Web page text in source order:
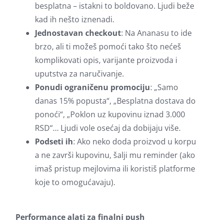
besplatna – istakni to boldovano. Ljudi beže
kad ih nešto iznenadi.
Jednostavan checkout: Na Ananasu to ide
brzo, ali ti možeš pomoći tako što nećeš
komplikovati opis, varijante proizvoda i
uputstva za naručivanje.
Ponudi ograničenu promociju: „Samo
danas 15% popusta“, „Besplatna dostava do
ponoći“, „Poklon uz kupovinu iznad 3.000
RSD“… Ljudi vole osećaj da dobijaju više.
Podseti ih: Ako neko doda proizvod u korpu
a ne završi kupovinu, šalji mu reminder (ako
imaš pristup mejlovima ili koristiš platforme
koje to omogućavaju).
Performance alati za finalni push